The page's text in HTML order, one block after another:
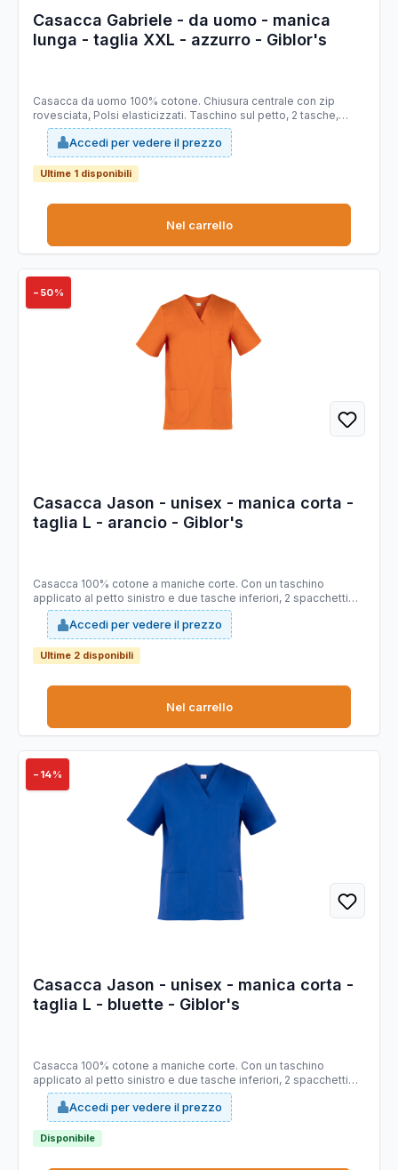
Casacca Gabriele - da uomo - manica
lunga - taglia XXL - azzurro - Giblor's
Casacca da uomo 100% cotone. Chiusura centrale con zip
rovesciata, Polsi elasticizzati. Taschino sul petto, 2 tasche,
Doppio cursore. Adatto per ambiente ospedaliero. Taglie
disponibili: da S - 4XL. Slim fit.
Accedi per vedere il prezzo
Ultime 1 disponibili
Nel carrello
−50%
Casacca Jason - unisex - manica corta -
taglia L - arancio - Giblor's
Casacca 100% cotone a maniche corte. Con un taschino
applicato al petto sinistro e due tasche inferiori, 2 spacchetti
laterali. Ideale per abiente ospedaliero. Taglie disponibili: da
XS -4XL. Slim Fit.
Accedi per vedere il prezzo
Ultime 2 disponibili
Nel carrello
−14%
Casacca Jason - unisex - manica corta -
taglia L - bluette - Giblor's
Casacca 100% cotone a maniche corte. Con un taschino
applicato al petto sinistro e due tasche inferiori, 2 spacchetti
laterali. Ideale per abiente ospedaliero. Taglie disponibili: da
XS -4XL. Slim Fit.
Accedi per vedere il prezzo
Disponibile